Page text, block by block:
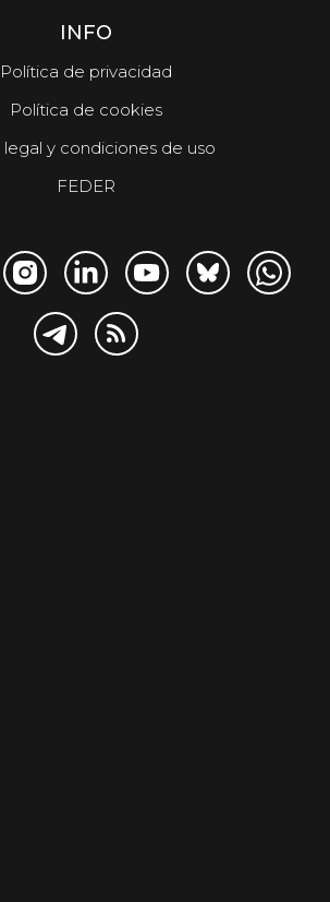
INFO
Política de privacidad
Política de cookies
legal y condiciones de uso
FEDER